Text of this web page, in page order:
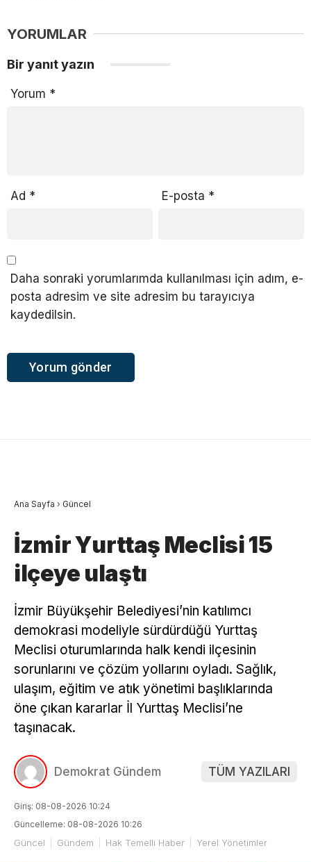
YORUMLAR
Bir yanıt yazın
Yorum *
Ad * E-posta *
Daha sonraki yorumlarımda kullanılması için adım, e-
posta adresim ve site adresim bu tarayıcıya
kaydedilsin.
Ana Sayfa › Güncel
İzmir Yurttaş Meclisi 15
ilçeye ulaştı
İzmir Büyükşehir Belediyesi’nin katılımcı
demokrasi modeliyle sürdürdüğü Yurttaş
Meclisi oturumlarında halk kendi ilçesinin
sorunlarını ve çözüm yollarını oyladı. Sağlık,
ulaşım, eğitim ve atık yönetimi başlıklarında
öne çıkan kararlar İl Yurttaş Meclisi’ne
taşınacak.
Demokrat Gündem TÜM YAZILARI
Giriş: 08-08-2026 10:24
Güncelleme: 08-08-2026 10:26
Güncel Gündem Hak Temelli Haber Yerel Yönetimler